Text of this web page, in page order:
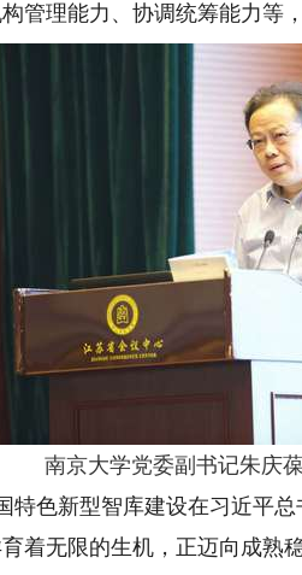
管理能力、协调统筹能力等
南京大学党委副书记朱庆
色新型智库建设在习近平总
着无限的生机，正迈向成熟